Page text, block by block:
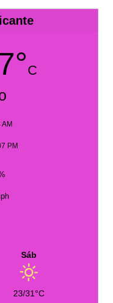
C
PM
Sáb
23/31°C